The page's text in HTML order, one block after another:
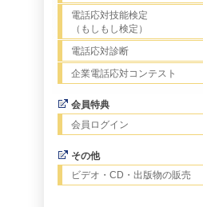
電話応対技能検定
（もしもし検定）
電話応対診断
企業電話応対コンテスト
会員特典
会員ログイン
その他
ビデオ・CD・出版物の販売